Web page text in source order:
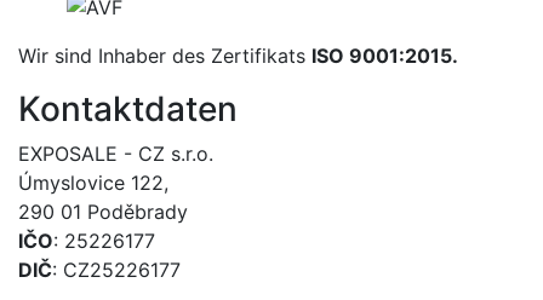
Wir sind Inhaber des Zertifikats ISO 9001:2015.
Kontaktdaten
EXPOSALE - CZ s.r.o.
Úmyslovice 122,
290 01 Poděbrady
IČO: 25226177
DIČ: CZ25226177